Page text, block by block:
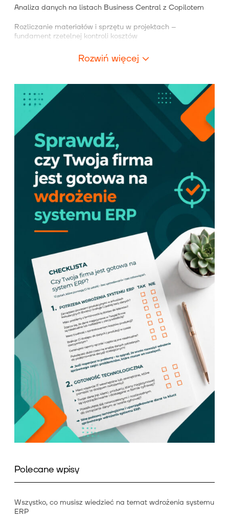
Analiza danych na listach Business Central z Copilotem
Rozliczanie materiałów i sprzętu w projektach –
fundament rzetelnej kontroli kosztów
Rozwiń więcej
Polecane wpisy
Wszystko, co musisz wiedzieć na temat wdrożenia systemu
ERP